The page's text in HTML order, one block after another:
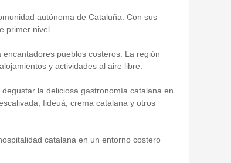
autónoma de Cataluña. Con sus
primer nivel.
pueblos costeros. La región
y actividades al aire libre.
la deliciosa gastronomía catalana en
fideuà, crema catalana y otros
catalana en un entorno costero